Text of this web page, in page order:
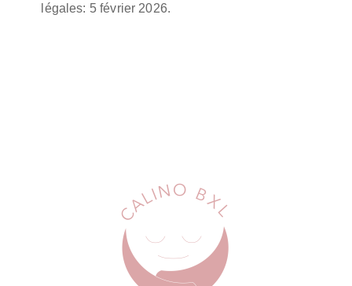
légales: 5 février 2026.